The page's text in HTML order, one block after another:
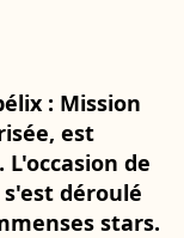
: Mission
est
de
déroulé
stars.